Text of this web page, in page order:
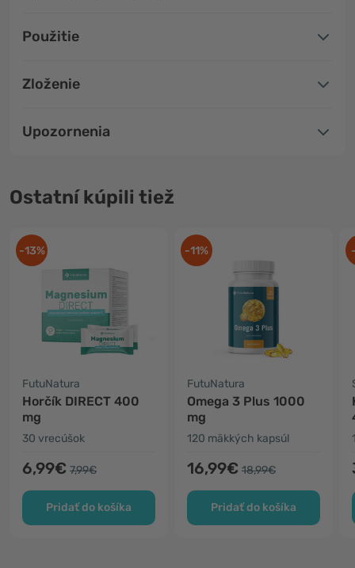
Použitie
Zloženie
Upozornenia
Ostatní kúpili tiež
-13%
FutuNatura
Horčík DIRECT 400
mg
30 vrecúšok
6,99€ 7,99€
Pridať do košíka
-11%
FutuNatura
Omega 3 Plus 1000
mg
120 mäkkých kapsúl
16,99€ 18,99€
Pridať do košíka